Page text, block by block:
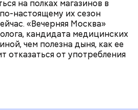
на полках магазинов в
настоящему их сезон
«Вечерняя Москва»
кандидата медицинских
чем полезна дыня, как ее
отказаться от употребления
калию и не дает сосудам